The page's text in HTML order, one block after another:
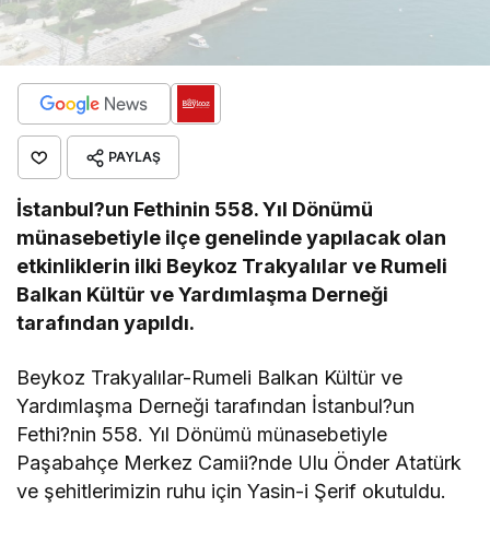
PAYLAŞ
İstanbul?un Fethinin 558. Yıl Dönümü
münasebetiyle ilçe genelinde yapılacak olan
etkinliklerin ilki Beykoz Trakyalılar ve Rumeli
Balkan Kültür ve Yardımlaşma Derneği
tarafından yapıldı.
Beykoz Trakyalılar-Rumeli Balkan Kültür ve
Yardımlaşma Derneği tarafından İstanbul?un
Fethi?nin 558. Yıl Dönümü münasebetiyle
Paşabahçe Merkez Camii?nde Ulu Önder Atatürk
ve şehitlerimizin ruhu için Yasin-i Şerif okutuldu.